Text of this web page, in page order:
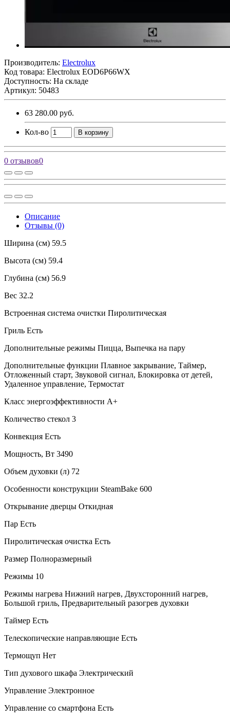
Производитель: Electrolux
Код товара: Electrolux EOD6P66WX
Доступность: На складе
Артикул: 50483
63 280.00 руб.
Кол-во В корзину
0 отзывов0
Описание
Отзывы (0)
Ширина (см) 59.5
Высота (см) 59.4
Глубина (см) 56.9
Вес 32.2
Встроенная система очистки Пиролитическая
Гриль Есть
Дополнительные режимы Пицца, Выпечка на пару
Дополнительные функции Плавное закрывание, Таймер,
Отложенный старт, Звуковой сигнал, Блокировка от детей,
Удаленное управление, Термостат
Класс энергоэффективности A+
Количество стекол 3
Конвекция Есть
Мощность, Вт 3490
Объем духовки (л) 72
Особенности конструкции SteamBake 600
Открывание дверцы Откидная
Пар Есть
Пиролитическая очистка Есть
Размер Полноразмерный
Режимы 10
Режимы нагрева Нижний нагрев, Двухсторонний нагрев,
Большой гриль, Предварительный разогрев духовки
Таймер Есть
Телескопические направляющие Есть
Термощуп Нет
Тип духового шкафа Электрический
Управление Электронное
Управление со смартфона Есть